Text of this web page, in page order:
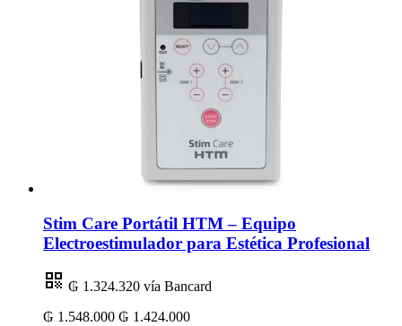
Stim Care Portátil HTM – Equipo
Electroestimulador para Estética Profesional
₲ 1.324.320 vía Bancard
₲ 1.548.000 ₲ 1.424.000